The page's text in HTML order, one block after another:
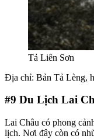
Tả Liên Sơn
Địa chỉ: Bản Tả Lèng,
#9 Du Lịch Lai
Lai Châu có phong
lịch. Nơi đây còn có